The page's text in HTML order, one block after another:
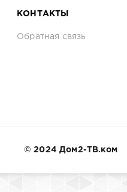
КОНТАКТЫ
Обратная связь
© 2024 Дом2-ТВ.ком